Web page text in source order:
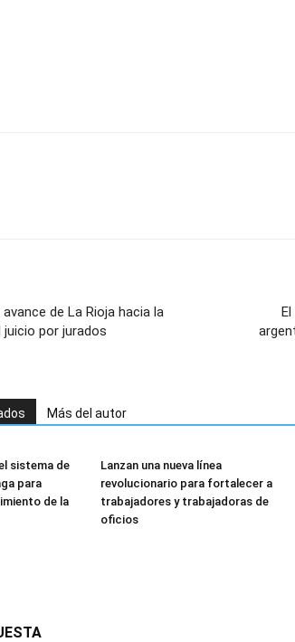
de La Rioja hacia la
por jurados
Más del autor
sistema de
para
de la
Lanzan una nueva línea
revolucionario para fortalecer a
trabajadores y trabajadoras de
oficios